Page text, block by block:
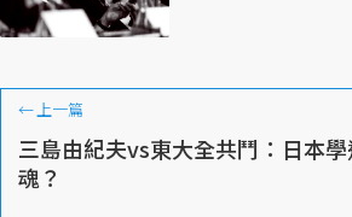
←上一篇
三島由紀夫vs東大全共鬥：日本
魂？